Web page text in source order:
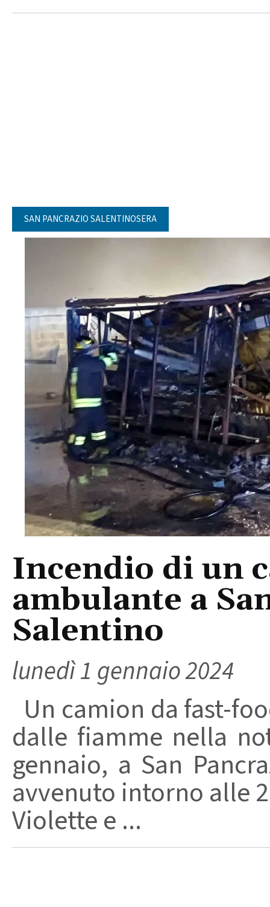
SAN PANCRAZIO SALENTINOSERA
Incendio di un
ambulante a
Salentino
lunedì 1 gennaio 2024
Un camion da fast-
dalle fiamme nella
gennaio, a San
avvenuto intorno alle
Violette e ...